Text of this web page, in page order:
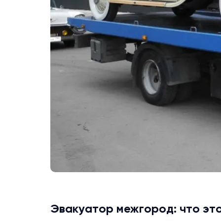
Эвакуатор межгород: что